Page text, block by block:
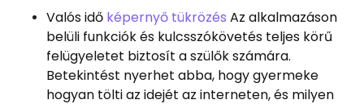
Valós idő képernyő tükrözés Az alkalmazáson
belüli funkciók és kulcsszókövetés teljes körű
felügyeletet biztosít a szülők számára.
Betekintést nyerhet abba, hogy gyermeke
hogyan tölti az idejét az interneten, és milyen